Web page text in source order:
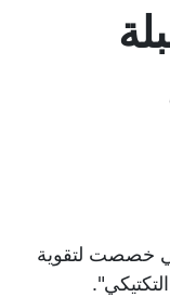
خصصت لتقوية